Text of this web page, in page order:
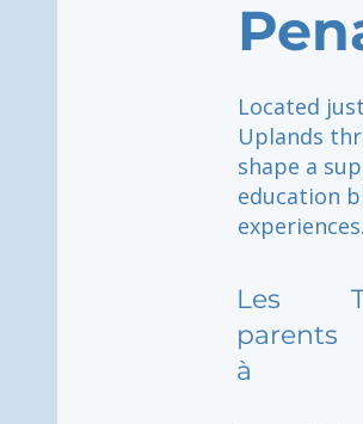
Located
Uplands
shape a
education
experiences.
Les
parents
à